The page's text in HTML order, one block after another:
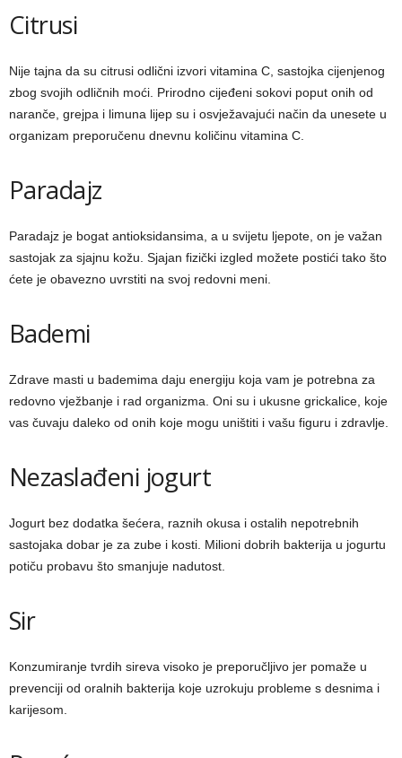
Citrusi
Nije tajna da su citrusi odlični izvori vitamina C, sastojka cijenjenog
zbog svojih odličnih moći. Prirodno cijeđeni sokovi poput onih od
naranče, grejpa i limuna lijep su i osvježavajući način da unesete u
organizam preporučenu dnevnu količinu vitamina C.
Paradajz
Paradajz je bogat antioksidansima, a u svijetu ljepote, on je važan
sastojak za sjajnu kožu. Sjajan fizički izgled možete postići tako što
ćete je obavezno uvrstiti na svoj redovni meni.
Bademi
Zdrave masti u bademima daju energiju koja vam je potrebna za
redovno vježbanje i rad organizma. Oni su i ukusne grickalice, koje
vas čuvaju daleko od onih koje mogu uništiti i vašu figuru i zdravlje.
Nezaslađeni jogurt
Jogurt bez dodatka šećera, raznih okusa i ostalih nepotrebnih
sastojaka dobar je za zube i kosti. Milioni dobrih bakterija u jogurtu
potiču probavu što smanjuje nadutost.
Sir
Konzumiranje tvrdih sireva visoko je preporučljivo jer pomaže u
prevenciji od oralnih bakterija koje uzrokuju probleme s desnima i
karijesom.